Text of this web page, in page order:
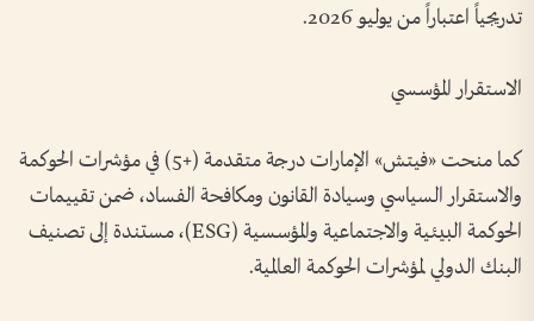
تدريجياً اعتباراً من يوليو 2026.
الاستقرار المؤسسي
كما منحت «فيتش» الإمارات درجة متقدمة (+5) في مؤشرات الحوكمة
والاستقرار السياسي وسيادة القانون ومكافحة الفساد، ضمن تقييمات
الحوكمة البيئية والاجتماعية والمؤسسية (ESG)، مستندة إلى تصنيف
البنك الدولي لمؤشرات الحوكمة العالمية.